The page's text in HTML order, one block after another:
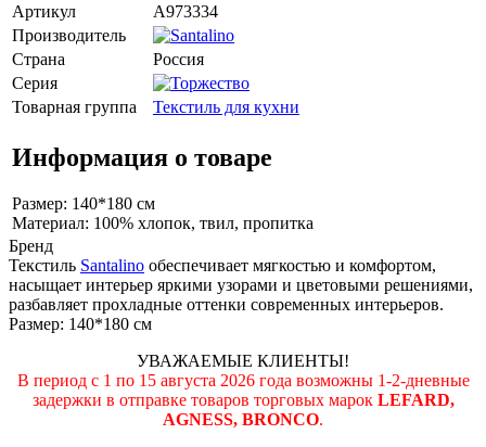
Артикул
A973334
Производитель
Страна
Россия
Серия
Товарная группа
Текстиль для кухни
Информация о товаре
Размер: 140*180 см
Материал: 100% хлопок, твил, пропитка
Бренд
Текстиль Santalino обеспечивает мягкостью и комфортом,
насыщает интерьер яркими узорами и цветовыми решениями,
разбавляет прохладные оттенки современных интерьеров.
Размер: 140*180 см
УВАЖАЕМЫЕ КЛИЕНТЫ!
В период с 1 по 15 августа 2026 года возможны 1-2-дневные
задержки в отправке товаров торговых марок LEFARD,
AGNESS, BRONCO.